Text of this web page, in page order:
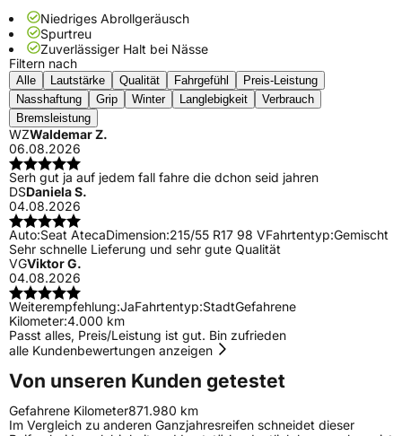
Niedriges Abrollgeräusch
Spurtreu
Zuverlässiger Halt bei Nässe
Filtern nach
Alle Lautstärke Qualität Fahrgefühl
Preis-Leistung
Nasshaftung
Grip Winter Langlebigkeit
Verbrauch
Bremsleistung
WZWaldemar Z.
06.08.2026
Serh gut ja auf jedem fall fahre die dchon seid jahren
DSDaniela S.
04.08.2026
Auto:Seat AtecaDimension:215/55 R17 98 VFahrtentyp:Gemischt
Sehr schnelle Lieferung und sehr gute Qualität
VGViktor G.
04.08.2026
Weiterempfehlung:JaFahrtentyp:StadtGefahrene
Kilometer:4.000 km
Passt alles, Preis/Leistung ist gut. Bin zufrieden
alle Kundenbewertungen anzeigen
Von unseren Kunden getestet
Gefahrene Kilometer871.980 km
Im Vergleich zu anderen Ganzjahresreifen schneidet dieser